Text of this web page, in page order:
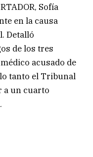
Sofía
en la causa
Detalló
de los tres
acusado de
tanto el Tribunal
a un cuarto